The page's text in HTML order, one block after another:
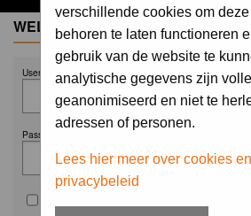
verschillende cookies om
behoren te laten functioneren
gebruik van de website te
analytische gegevens zijn
geanonimiseerd en niet te
adressen of personen.
Lees hier meer over cookies
privacybeleid
WELCOME GUEST
Username:
Password: